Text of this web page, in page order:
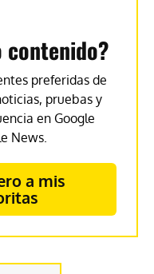
contenido?
preferidas de
pruebas y
en Google
News.
a mis